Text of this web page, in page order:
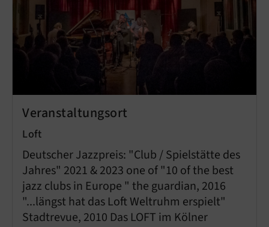
Veranstaltungsort
Loft
Deutscher Jazzpreis: "Club / Spielstätte des
Jahres" 2021 & 2023 one of "10 of the best
jazz clubs in Europe " the guardian, 2016
"...längst hat das Loft Weltruhm erspielt"
Stadtrevue, 2010 Das LOFT im Kölner